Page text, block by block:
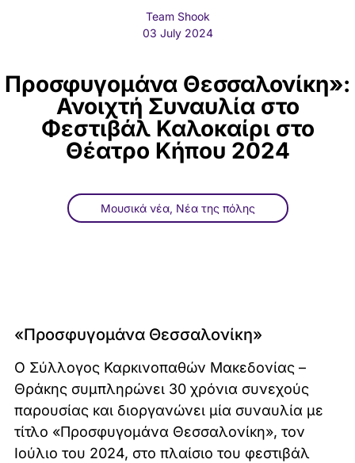
Team Shook
03 July 2024
Προσφυγομάνα Θεσσαλονίκη»:
Ανοιχτή Συναυλία στο
Φεστιβάλ Καλοκαίρι στο
Θέατρο Κήπου 2024
Μουσικά νέα, Νέα της πόλης
«Προσφυγομάνα Θεσσαλονίκη»
Ο Σύλλογος Καρκινοπαθών Μακεδονίας –
Θράκης συμπληρώνει 30 χρόνια συνεχούς
παρουσίας και διοργανώνει μία συναυλία με
τίτλο «Προσφυγομάνα Θεσσαλονίκη», τον
Ιούλιο του 2024, στο πλαίσιο του φεστιβάλ